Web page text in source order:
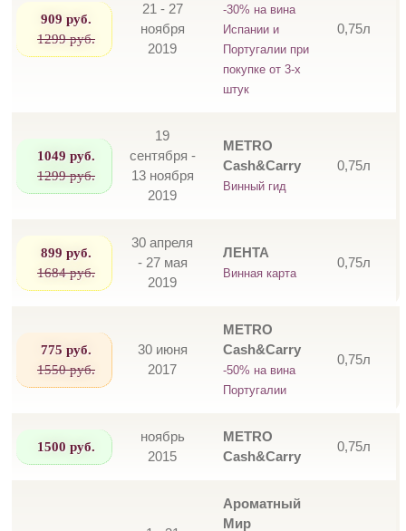
909 руб.
1299 руб.
21 - 27
ноября
2019
-30% на вина
Испании и
Португалии при
покупке от 3-х
штук
0,75л
1049 руб.
1299 руб.
19
сентября -
13 ноября
2019
METRO
Cash&Carry
Винный гид
0,75л
899 руб.
1684 руб.
30 апреля
- 27 мая
2019
ЛЕНТА
Винная карта
0,75л
775 руб.
1550 руб.
30 июня
2017
METRO
Cash&Carry
-50% на вина
Португалии
0,75л
1500 руб.
ноябрь
2015
METRO
Cash&Carry
0,75л
Ароматный
Мир